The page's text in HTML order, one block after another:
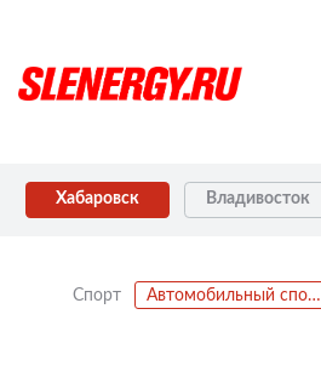
Хабаровск Владивосток
Спорт Автомобильный спорт